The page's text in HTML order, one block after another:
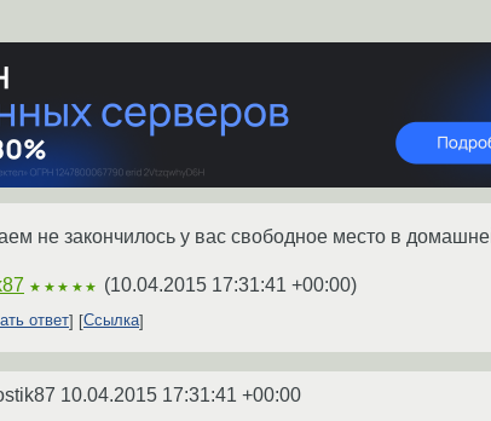
не закончилось у вас свободное место в
★★★★★ (10.04.2015 17:31:41 +00:00)
ответ Ссылка
10.04.2015 17:31:41 +00:00